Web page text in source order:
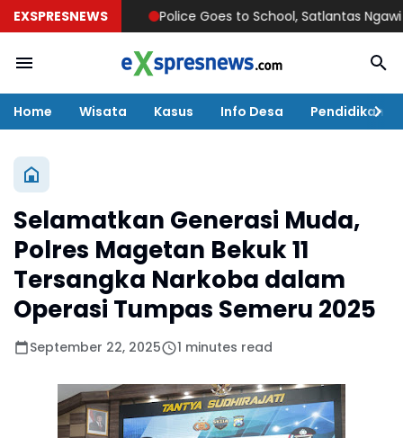
EXSPRESNEWS Police Goes to School, Satlantas Ngawi
Home Wisata Kasus Info Desa Pendidikan
Selamatkan Generasi Muda,
Polres Magetan Bekuk 11
Tersangka Narkoba dalam
Operasi Tumpas Semeru 2025
September 22, 2025 1 minutes read